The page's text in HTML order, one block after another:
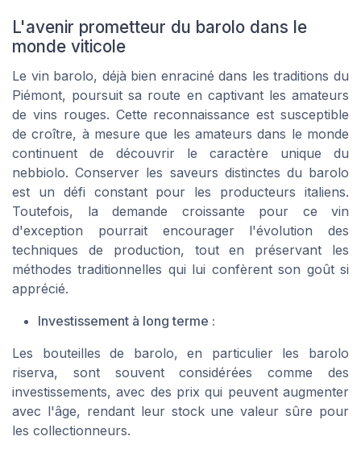
L'avenir prometteur du barolo dans le
monde viticole
Le vin barolo, déjà bien enraciné dans les traditions du
Piémont, poursuit sa route en captivant les amateurs
de vins rouges. Cette reconnaissance est susceptible
de croître, à mesure que les amateurs dans le monde
continuent de découvrir le caractère unique du
nebbiolo. Conserver les saveurs distinctes du barolo
est un défi constant pour les producteurs italiens.
Toutefois, la demande croissante pour ce vin
d'exception pourrait encourager l'évolution des
techniques de production, tout en préservant les
méthodes traditionnelles qui lui confèrent son goût si
apprécié.
Investissement à long terme :
Les bouteilles de barolo, en particulier les barolo
riserva, sont souvent considérées comme des
investissements, avec des prix qui peuvent augmenter
avec l'âge, rendant leur stock une valeur sûre pour
les collectionneurs.